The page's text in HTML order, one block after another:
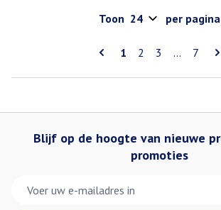
Pagina's
U lees momenteel
1 Pagina
2 Pagina
3 ... Pagina
7
Toon per pagina
Blijf op de hoogte van nieuwe
promoties